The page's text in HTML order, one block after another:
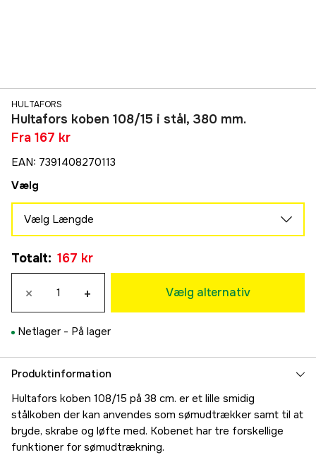
HULTAFORS
Hultafors koben 108/15 i stål, 380 mm.
Fra 167 kr
EAN: 7391408270113
Vælg
Vælg Længde
167 kr
530 mm (21")
214 kr
Totalt: 167 kr
× + Vælg alternativ
Netlager - På lager
Produktinformation
Hultafors koben 108/15 på 38 cm. er et lille smidig
stålkoben der kan anvendes som sømudtrækker samt til at
bryde, skrabe og løfte med. Kobenet har tre forskellige
funktioner for sømudtrækning.